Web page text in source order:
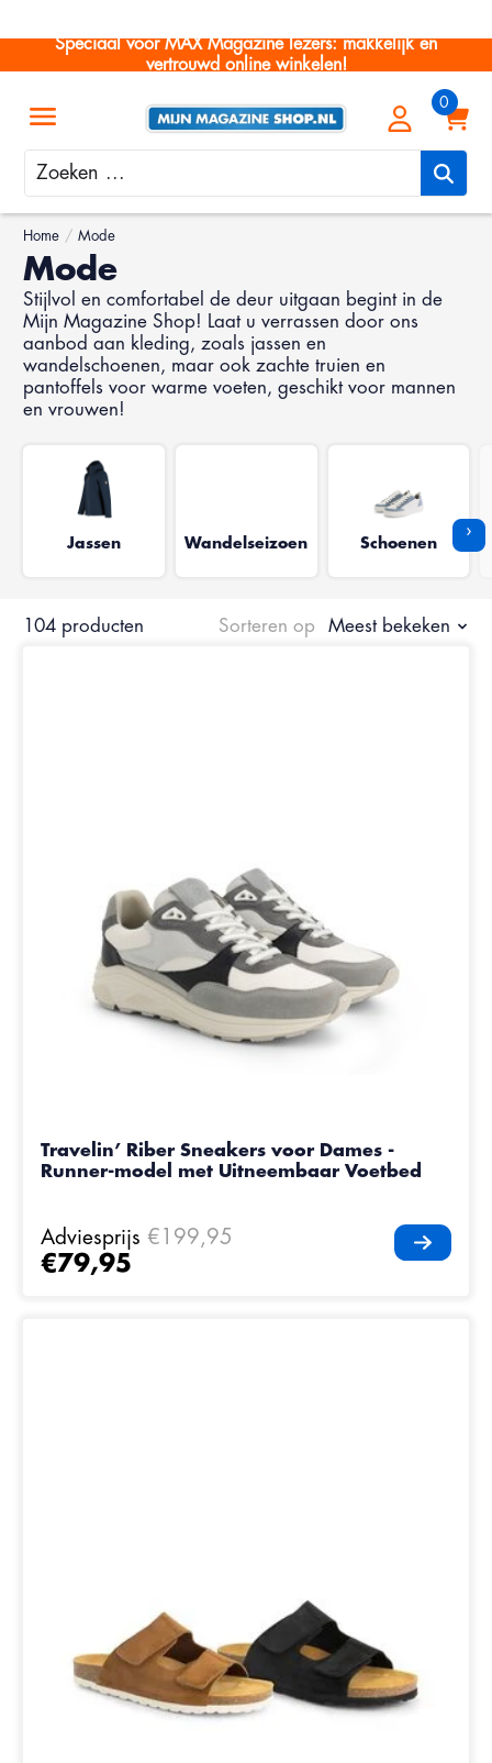
Speciaal voor MAX Magazine lezers: makkelijk en
vertrouwd online winkelen!
Zoeken
Home / Mode
Mode
Stijlvol en comfortabel de deur uitgaan begint in de
Mijn Magazine Shop! Laat u verrassen door ons
aanbod aan kleding, zoals jassen en
wandelschoenen, maar ook zachte truien en
pantoffels voor warme voeten, geschikt voor mannen
en vrouwen!
Jassen Wandelseizoen Schoenen
›
104 producten Sorteren op Meest bekeken
Travelin’ Riber Sneakers voor Dames -
Runner-model met Uitneembaar Voetbed
Adviesprijs €199,95
€79,95